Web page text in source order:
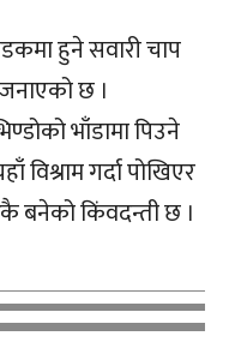
हुने सवारी चाप
छ ।
भाँडामा पिउने
विश्राम गर्दा पोखिएर
बनेको किंवदन्ती छ ।